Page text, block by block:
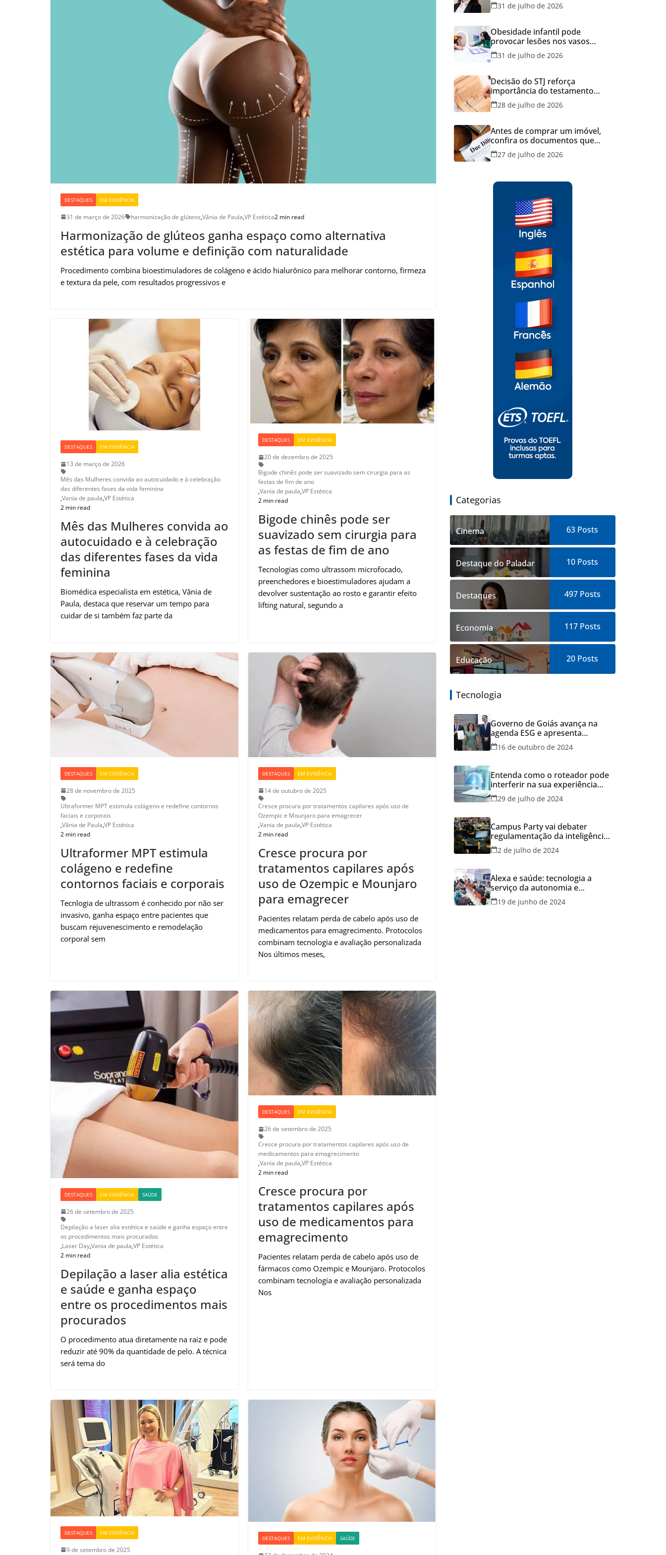
DESTAQUES EM EVIDÊNCIA
31 de março de 2026 harmonização de glúteos,Vânia de Paula,VP Estética2 min read
Harmonização de glúteos ganha espaço como alternativa
estética para volume e definição com naturalidade
Procedimento combina bioestimuladores de colágeno e ácido hialurônico para melhorar contorno, firmeza
e textura da pele, com resultados progressivos e
DESTAQUES EM EVIDÊNCIA
13 de março de 2026
Mês das Mulheres convida ao autocuidado e à celebração
das diferentes fases da vida feminina
,Vania de paula,VP Estética
2 min read
Mês das Mulheres convida ao
autocuidado e à celebração
das diferentes fases da vida
feminina
Biomédica especialista em estética, Vânia de
Paula, destaca que reservar um tempo para
cuidar de si também faz parte da
DESTAQUES EM EVIDÊNCIA
20 de dezembro de 2025
Bigode chinês pode ser suavizado sem cirurgia para as
festas de fim de ano
,Vania de paula,VP Estética
2 min read
Bigode chinês pode ser
suavizado sem cirurgia para
as festas de fim de ano
Tecnologias como ultrassom microfocado,
preenchedores e bioestimuladores ajudam a
devolver sustentação ao rosto e garantir efeito
lifting natural, segundo a
DESTAQUES EM EVIDÊNCIA
28 de novembro de 2025
Ultraformer MPT estimula colágeno e redefine contornos
faciais e corporais
,Vânia de Paula,VP Estética
2 min read
Ultraformer MPT estimula
colágeno e redefine
contornos faciais e corporais
Tecnlogia de ultrassom é conhecido por não ser
invasivo, ganha espaço entre pacientes que
buscam rejuvenescimento e remodelação
corporal sem
DESTAQUES EM EVIDÊNCIA
14 de outubro de 2025
Cresce procura por tratamentos capilares após uso de
Ozempic e Mounjaro para emagrecer
,Vania de paula,VP Estética
2 min read
Cresce procura por
tratamentos capilares após
uso de Ozempic e Mounjaro
para emagrecer
Pacientes relatam perda de cabelo após uso de
medicamentos para emagrecimento. Protocolos
combinam tecnologia e avaliação personalizada
Nos últimos meses,
DESTAQUES EM EVIDÊNCIA SAÚDE
26 de setembro de 2025
Depilação a laser alia estética e saúde e ganha espaço entre
os procedimentos mais procurados
,Laser Day,Vania de paula,VP Estética
2 min read
Depilação a laser alia estética
e saúde e ganha espaço
entre os procedimentos mais
procurados
O procedimento atua diretamente na raiz e pode
reduzir até 90% da quantidade de pelo. A técnica
será tema do
DESTAQUES EM EVIDÊNCIA
26 de setembro de 2025
Cresce procura por tratamentos capilares após uso de
medicamentos para emagrecimento
,Vania de paula,VP Estética
2 min read
Cresce procura por
tratamentos capilares após
uso de medicamentos para
emagrecimento
Pacientes relatam perda de cabelo após uso de
fármacos como Ozempic e Mounjaro. Protocolos
combinam tecnologia e avaliação personalizada
Nos
DESTAQUES EM EVIDÊNCIA
9 de setembro de 2025
DESTAQUES EM EVIDÊNCIA SAÚDE
31 de julho de 2026
Obesidade infantil pode
provocar lesões nos vasos
sanguíneos ainda na infância,
alerta estudo
31 de julho de 2026
Decisão do STJ reforça
importância do testamento
feito em cartório
28 de julho de 2026
Antes de comprar um imóvel,
confira os documentos que
podem evitar prejuízos e
disputas na justiça
27 de julho de 2026
Categorias
Cinema 63 Posts
Destaque do Paladar 10 Posts
Destaques 497Posts
Economia 117Posts
Educação 20 Posts
Tecnologia
Governo de Goiás avança na
agenda ESG e apresenta
resultados do Recicla Goiás
16 de outubro de 2024
Entenda como o roteador pode
interferir na sua experiência
online
29 de julho de 2024
Campus Party vai debater
regulamentação da inteligência
artificial
2 de julho de 2024
Alexa e saúde: tecnologia a
serviço da autonomia e
qualidade de vida
19 de junho de 2024